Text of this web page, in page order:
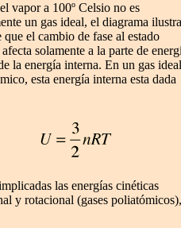
vapor a 100º Celsio no es
un gas ideal, el diagrama
que el cambio de fase al estado
afecta solamente a la parte de
la energía interna. En un gas ideal
esta energía interna esta dada
las energías cinéticas
y rotacional (gases poliatómicos),